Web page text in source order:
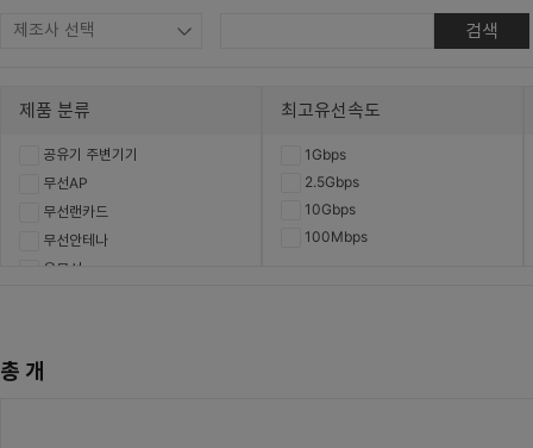
검색
제품 분류
공유기 주변기기
무선AP
무선랜카드
무선안테나
유무선
최고유선속도
1Gbps
2.5Gbps
10Gbps
100Mbps
총 개